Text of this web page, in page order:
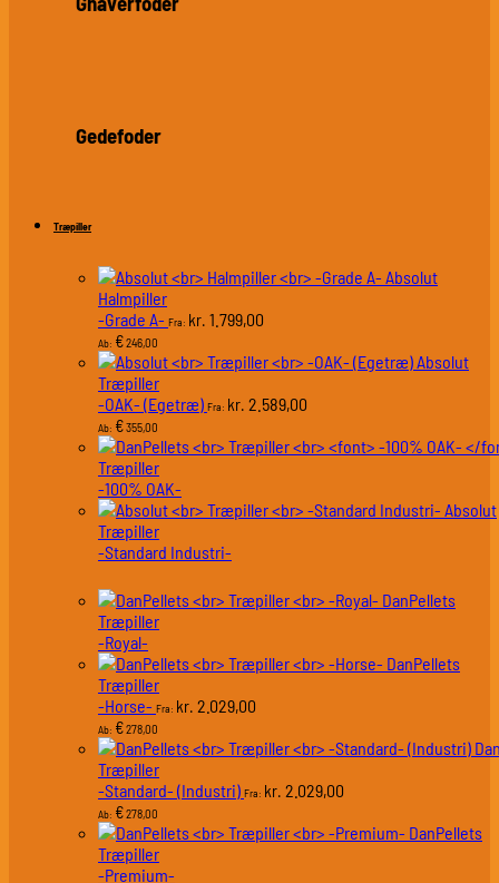
Gedefoder
Træpiller
Absolut
Halmpiller
-Grade A- Fra: kr. 1.799,00
Ab: €246,00
Absolut
Træpiller
-OAK- (Egetræ) Fra: kr. 2.589,00
Ab: €355,00
Træpiller
-100% OAK-
Absolut
Træpiller
-Standard Industri-
DanPellets
Træpiller
-Royal-
DanPellets
Træpiller
-Horse- Fra: kr. 2.029,00
Ab: €278,00
Træpiller
-Standard- (Industri) Fra: kr. 2.029,00
Ab: €278,00
DanPellets
Træpiller
-Premium-